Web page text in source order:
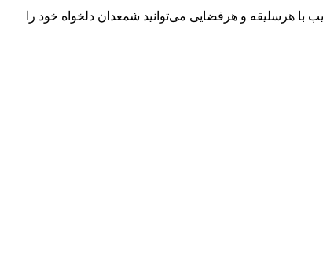
با هرسلیقه و هرفضایی می‌توانید شمعدان دلخواه خود را